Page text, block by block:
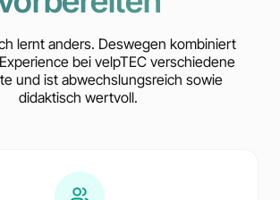
lernt anders. Deswegen kombiniert
bei velpTEC verschiedene
und ist abwechslungsreich sowie
didaktisch wertvoll.